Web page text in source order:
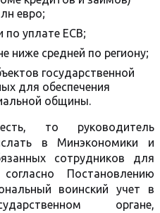
евро;
по уплате ЕСВ;
ниже средней по региону;
государственной
для обеспечения
общины.
то руководитель
в Минэкономики и
сотрудников для
Постановлению
воинский учет в
органе,